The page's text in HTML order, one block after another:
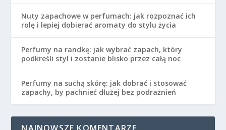
Nuty zapachowe w perfumach: jak rozpoznać ich
rolę i lepiej dobierać aromaty do stylu życia
Perfumy na randkę: jak wybrać zapach, który
podkreśli styl i zostanie blisko przez całą noc
Perfumy na suchą skórę: jak dobrać i stosować
zapachy, by pachnieć dłużej bez podrażnień